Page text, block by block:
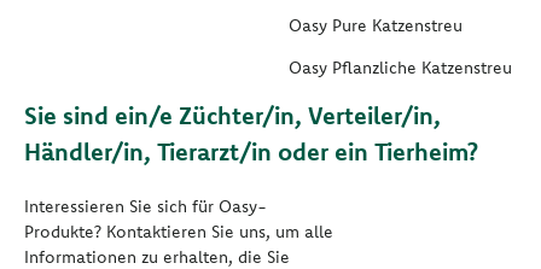
Oasy Pure Katzenstreu
Oasy Pflanzliche Katzenstreu
Sie sind ein/e Züchter/in, Verteiler/in,
Händler/in, Tierarzt/in oder ein Tierheim?
Interessieren Sie sich für Oasy-
Produkte? Kontaktieren Sie uns, um alle
Informationen zu erhalten, die Sie